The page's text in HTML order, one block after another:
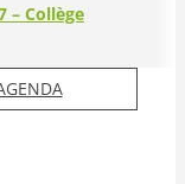
– Collège